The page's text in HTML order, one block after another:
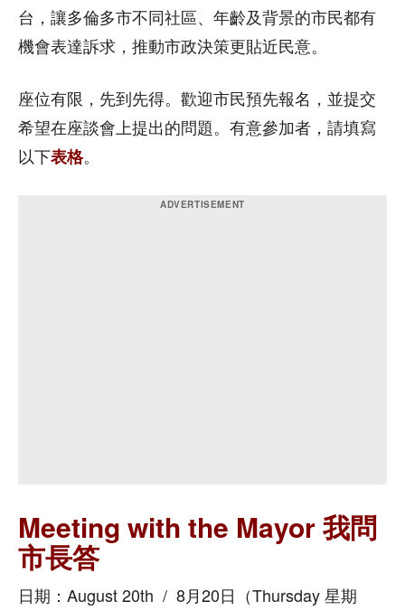
台，讓多倫多市不同社區、年齡及背景的市民都有
機會表達訴求，推動市政決策更貼近民意。
座位有限，先到先得。歡迎市民預先報名，並提交
希望在座談會上提出的問題。有意參加者，請填寫
以下表格。
Meeting with the Mayor 我問
市長答
日期：August 20th / 8月20日（Thursday 星期